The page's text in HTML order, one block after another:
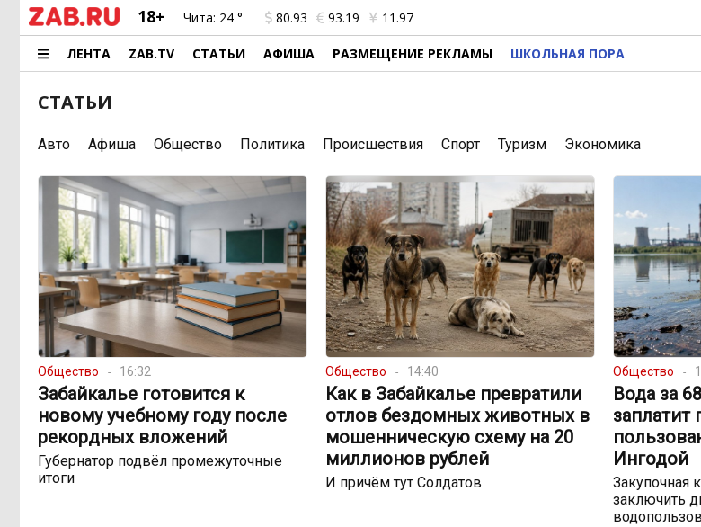
18+ Чита: 24 ° 80.93 93.19 11.97
ЛЕНТА ZAB.TV СТАТЬИ АФИША РАЗМЕЩЕНИЕ РЕКЛАМЫ ШКОЛЬНАЯ ПОРА
СТАТЬИ
Авто Афиша Общество Политика Происшествия Спорт Туризм Экономика
Общество 16:32
Забайкалье готовится к
новому учебному году после
рекордных вложений
Губернатор подвёл промежуточные
итоги
Общество 14:40
Как в Забайкалье превратили
отлов бездомных животных в
мошенническую схему на 20
миллионов рублей
И причём тут Солдатов
Общество
Вода за
заплатит
Ингодой
Закупочная
заключить